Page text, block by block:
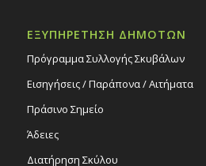
ΕΞΥΠΗΡΕΤΗΣΗ ΔΗΜΟΤΩΝ
Πρόγραμμα Συλλογής Σκυβάλων
Εισηγήσεις / Παράπονα / Αιτήματα
Πράσινο Σημείο
Άδειες
Διατήρηση Σκύλου